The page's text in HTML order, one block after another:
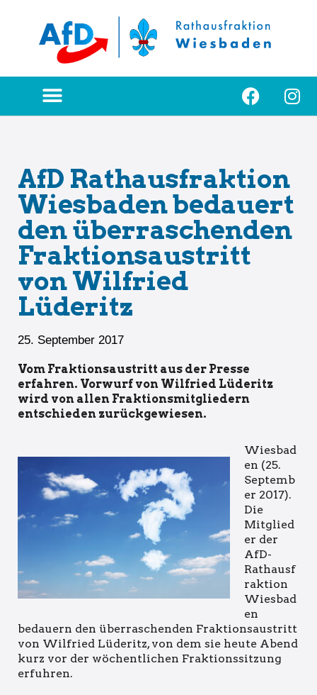
AfD Rathausfraktion
Wiesbaden bedauert
den überraschenden
Fraktionsaustritt
von Wilfried
Lüderitz
25. September 2017
Vom Fraktionsaustritt aus der Presse
erfahren. Vorwurf von Wilfried Lüderitz
wird von allen Fraktionsmitgliedern
entschieden zurückgewiesen.
Wiesbad
en (25.
Septemb
er 2017).
Die
Mitglied
er der
AfD-
Rathausf
raktion
Wiesbad
en
bedauern den überraschenden Fraktionsaustritt
von Wilfried Lüderitz, von dem sie heute Abend
kurz vor der wöchentlichen Fraktionssitzung
erfuhren.